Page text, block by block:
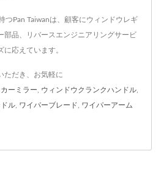
つPan Taiwanは、顧客にウィンドウレギ
部品、リバースエンジニアリングサービ
応えています。
ただき、お気軽に
カーミラー, ウィンドウクランクハンドル,
ドル, ワイパーブレード, ワイパーアーム